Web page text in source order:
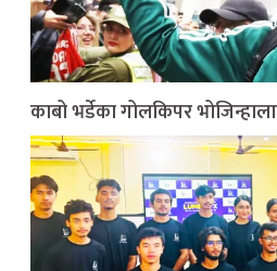
काबो भर्डेका गोलकिपर